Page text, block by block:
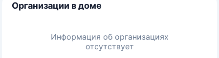
Организации в доме
Информация об организациях
отсутствует